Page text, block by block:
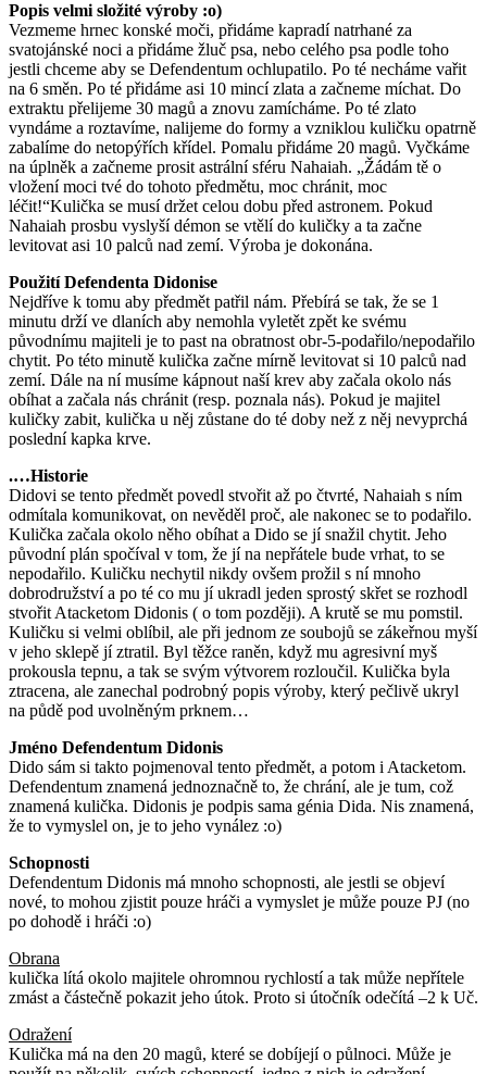
Popis velmi složité výroby :o)
Vezmeme hrnec konské moči, přidáme kapradí natrhané za
svatojánské noci a přidáme žluč psa, nebo celého psa podle toho
jestli chceme aby se Defendentum ochlupatilo. Po té necháme vařit
na 6 směn. Po té přidáme asi 10 mincí zlata a začneme míchat. Do
extraktu přelijeme 30 magů a znovu zamícháme. Po té zlato
vyndáme a roztavíme, nalijeme do formy a vzniklou kuličku opatrně
zabalíme do netopýřích křídel. Pomalu přidáme 20 magů. Vyčkáme
na úplněk a začneme prosit astrální sféru Nahaiah. „Žádám tě o
vložení moci tvé do tohoto předmětu, moc chránit, moc
léčit!“Kulička se musí držet celou dobu před astronem. Pokud
Nahaiah prosbu vyslyší démon se vtělí do kuličky a ta začne
levitovat asi 10 palců nad zemí. Výroba je dokonána.
Použití Defendenta Didonise
Nejdříve k tomu aby předmět patřil nám. Přebírá se tak, že se 1
minutu drží ve dlaních aby nemohla vyletět zpět ke svému
původnímu majiteli je to past na obratnost obr-5-podařilo/nepodařilo
chytit. Po této minutě kulička začne mírně levitovat si 10 palců nad
zemí. Dále na ní musíme kápnout naší krev aby začala okolo nás
obíhat a začala nás chránit (resp. poznala nás). Pokud je majitel
kuličky zabit, kulička u něj zůstane do té doby než z něj nevyprchá
poslední kapka krve.
.…Historie
Didovi se tento předmět povedl stvořit až po čtvrté, Nahaiah s ním
odmítala komunikovat, on nevěděl proč, ale nakonec se to podařilo.
Kulička začala okolo něho obíhat a Dido se jí snažil chytit. Jeho
původní plán spočíval v tom, že jí na nepřátele bude vrhat, to se
nepodařilo. Kuličku nechytil nikdy ovšem prožil s ní mnoho
dobrodružství a po té co mu jí ukradl jeden sprostý skřet se rozhodl
stvořit Atacketom Didonis ( o tom později). A krutě se mu pomstil.
Kuličku si velmi oblíbil, ale při jednom ze soubojů se zákeřnou myší
v jeho sklepě jí ztratil. Byl těžce raněn, když mu agresivní myš
prokousla tepnu, a tak se svým výtvorem rozloučil. Kulička byla
ztracena, ale zanechal podrobný popis výroby, který pečlivě ukryl
na půdě pod uvolněným prknem…
Jméno Defendentum Didonis
Dido sám si takto pojmenoval tento předmět, a potom i Atacketom.
Defendentum znamená jednoznačně to, že chrání, ale je tum, což
znamená kulička. Didonis je podpis sama génia Dida. Nis znamená,
že to vymyslel on, je to jeho vynález :o)
Schopnosti
Defendentum Didonis má mnoho schopnosti, ale jestli se objeví
nové, to mohou zjistit pouze hráči a vymyslet je může pouze PJ (no
po dohodě i hráči :o)
Obrana
kulička lítá okolo majitele ohromnou rychlostí a tak může nepřítele
zmást a částečně pokazit jeho útok. Proto si útočník odečítá –2 k Uč.
Odražení
Kulička má na den 20 magů, které se dobíjejí o půlnoci. Může je